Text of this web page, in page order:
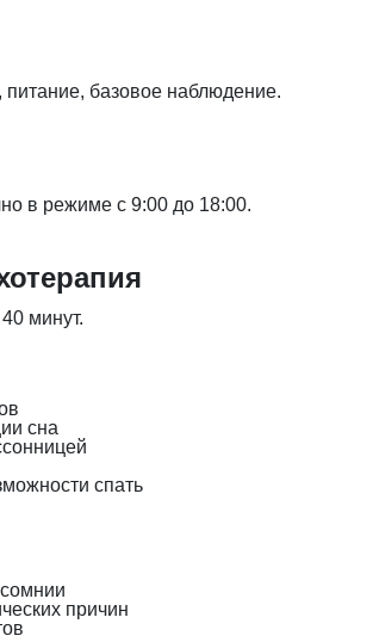
базовое наблюдение.
в режиме с 9:00 до 18:00.
минут.
сна
спать
причин